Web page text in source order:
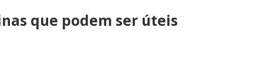
que podem ser úteis